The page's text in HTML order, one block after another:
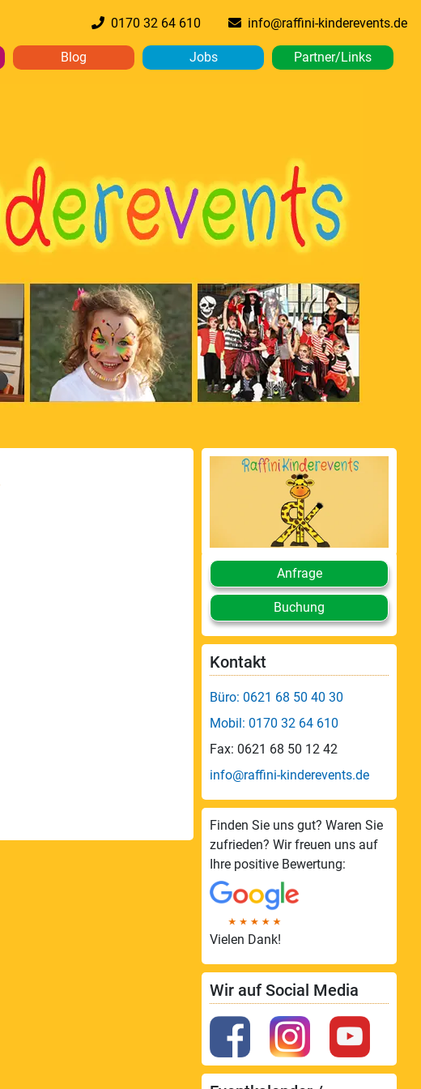
0170 32 64 610 info@raffini-kinderevents.de
Blog Jobs Partner/Links
Anfrage
Buchung
Kontakt
Büro: 0621 68 50 40 30
Mobil: 0170 32 64 610
Fax: 0621 68 50 12 42
info@raffini-kinderevents.de
Finden Sie uns gut? Waren Sie
zufrieden? Wir freuen uns auf
Ihre positive Bewertung:
Vielen Dank!
Wir auf Social Media